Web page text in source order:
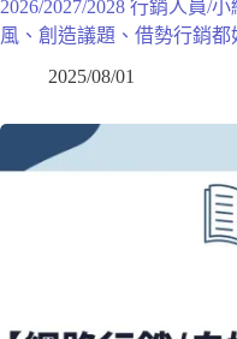
2026/2027/2028 行銷人員/
風、創造議題、借勢行銷都
2025/08/01